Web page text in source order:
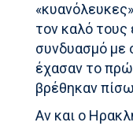
τον καλό τους
συνδυασμό με
έχασαν το
βρέθηκαν
Αν και ο